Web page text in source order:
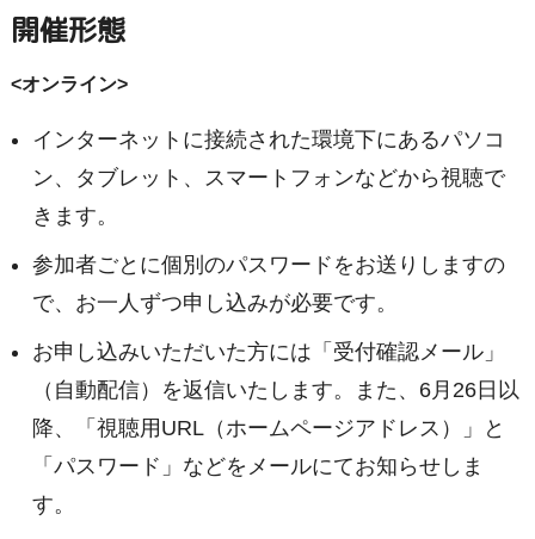
開催形態
<オンライン>
インターネットに接続された環境下にあるパソコ
ン、タブレット、スマートフォンなどから視聴で
きます。
参加者ごとに個別のパスワードをお送りしますの
で、お一人ずつ申し込みが必要です。
お申し込みいただいた方には「受付確認メール」
（自動配信）を返信いたします。また、6月26日以
降、「視聴用URL（ホームページアドレス）」と
「パスワード」などをメールにてお知らせしま
す。